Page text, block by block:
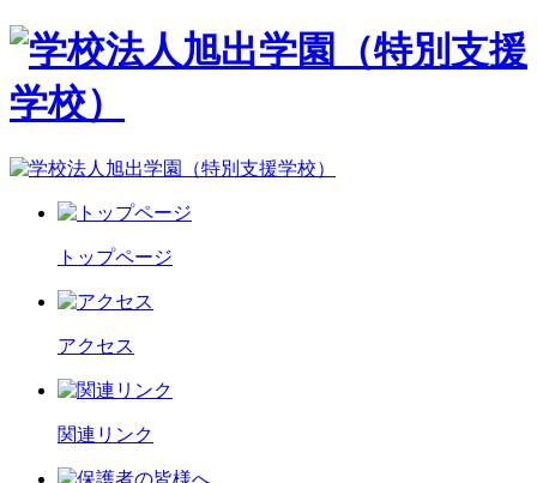
トップページ
アクセス
関連リンク